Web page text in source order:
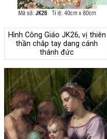
Hình Công Giáo JK26, vị thiên
thần chắp tay dang cánh
thánh đức